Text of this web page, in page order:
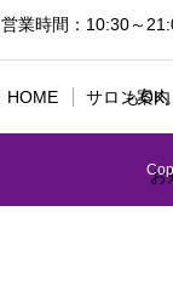
営業時間：10:30～
もOK
HOME サロン案内
お